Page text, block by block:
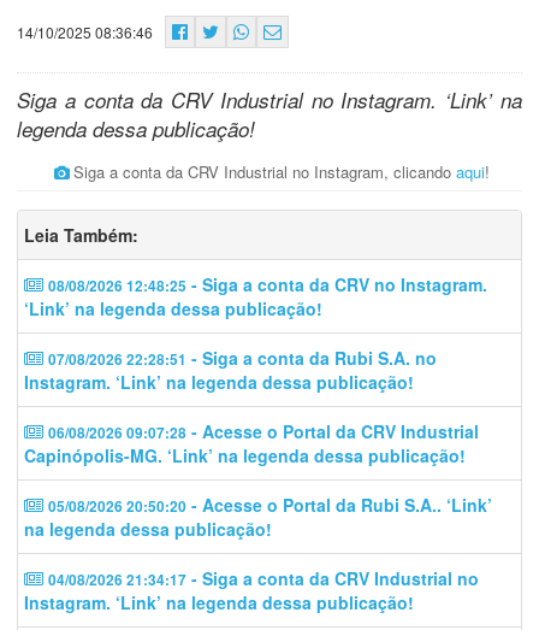
14/10/2025 08:36:46
Siga a conta da CRV Industrial no Instagram. ‘Link’ na
legenda dessa publicação!
Siga a conta da CRV Industrial no Instagram, clicando aqui!
Leia Também:
08/08/2026 12:48:25 - Siga a conta da CRV no Instagram.
‘Link’ na legenda dessa publicação!
07/08/2026 22:28:51 - Siga a conta da Rubi S.A. no
Instagram. ‘Link’ na legenda dessa publicação!
06/08/2026 09:07:28 - Acesse o Portal da CRV Industrial
Capinópolis-MG. ‘Link’ na legenda dessa publicação!
05/08/2026 20:50:20 - Acesse o Portal da Rubi S.A.. ‘Link’
na legenda dessa publicação!
04/08/2026 21:34:17 - Siga a conta da CRV Industrial no
Instagram. ‘Link’ na legenda dessa publicação!